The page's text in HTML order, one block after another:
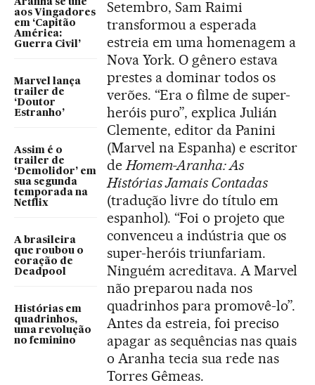
Aranha se une
aos Vingadores
em ‘Capitão
América:
Guerra Civil’
Marvel lança
trailer de
‘Doutor
Estranho’
Assim é o
trailer de
‘Demolidor’ em
sua segunda
temporada na
Netflix
A brasileira
que roubou o
coração de
Deadpool
Histórias em
quadrinhos,
uma revolução
no feminino
Setembro, Sam Raimi
transformou a esperada
estreia em uma homenagem a
Nova York. O gênero estava
prestes a dominar todos os
verões. “Era o filme de super-
heróis puro”, explica Julián
Clemente, editor da Panini
(Marvel na Espanha) e escritor
deHomem-Aranha: As
Histórias Jamais Contadas
(tradução livre do título em
espanhol). “Foi o projeto que
convenceu a indústria que os
super-heróis triunfariam.
Ninguém acreditava. A Marvel
não preparou nada nos
quadrinhos para promovê-lo”.
Antes da estreia, foi preciso
apagar as sequências nas quais
o Aranha tecia sua rede nas
Torres Gêmeas.